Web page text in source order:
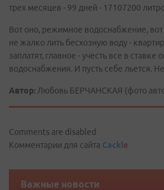
трех месяцев - 99 дней - 17107200
Вот оно, режимное водоснабжение,
не жалко лить бесхозную воду -
заплатят, главное - учесть все в ставке
водоснабжения. И пусть себе льется.
Автор: Любовь БЕРЧАНСКАЯ (фото
Comments are disabled
Комментарии для сайта Cackle
Важные новости